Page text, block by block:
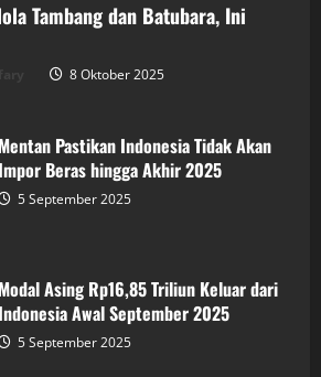
Tambang dan Batubara, Ini
8 Oktober 2025
Mentan Pastikan Indonesia Tidak Akan
Impor Beras hingga Akhir 2025
5 September 2025
Modal Asing Rp16,85 Triliun Keluar dari
Indonesia Awal September 2025
5 September 2025